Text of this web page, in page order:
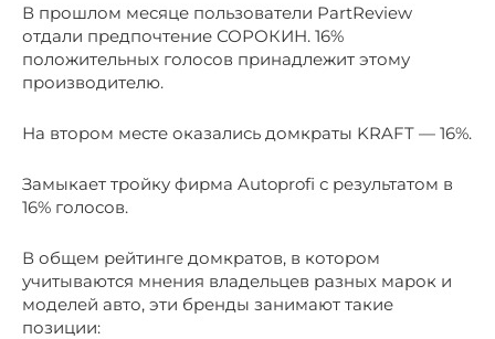
В прошлом месяце пользователи PartReview
отдали предпочтение СОРОКИН. 16%
положительных голосов принадлежит этому
производителю.
На втором месте оказались домкраты KRAFT — 16%.
Замыкает тройку фирма Autoprofi с результатом в
16% голосов.
В общем рейтинге домкратов, в котором
учитываются мнения владельцев разных марок и
моделей авто, эти бренды занимают такие
позиции: